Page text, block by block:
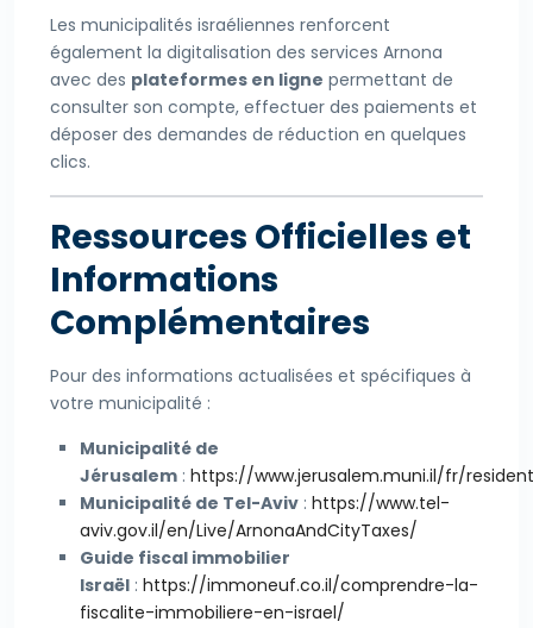
Les municipalités israéliennes renforcent
également la digitalisation des services Arnona
avec des plateformes en ligne permettant de
consulter son compte, effectuer des paiements et
déposer des demandes de réduction en quelques
clics.
Ressources Officielles et
Informations
Complémentaires
Pour des informations actualisées et spécifiques à
votre municipalité :
Municipalité de
Jérusalem : https://www.jerusalem.muni.il/fr/
Municipalité de Tel-Aviv : https://www.tel-
aviv.gov.il/en/Live/ArnonaAndCityTaxes/
Guide fiscal immobilier
Israël : https://immoneuf.co.il/comprendre-la-
fiscalite-immobiliere-en-israel/